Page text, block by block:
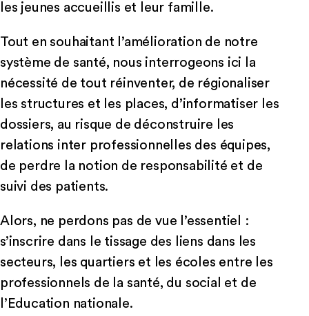
les jeunes accueillis et leur famille.
Tout en souhaitant l’amélioration de notre
système de santé, nous interrogeons ici la
nécessité de tout réinventer, de régionaliser
les structures et les places, d’informatiser les
dossiers, au risque de déconstruire les
relations inter professionnelles des équipes,
de perdre la notion de responsabilité et de
suivi des patients.
Alors, ne perdons pas de vue l’essentiel :
s’inscrire dans le tissage des liens dans les
secteurs, les quartiers et les écoles entre les
professionnels de la santé, du social et de
l’Education nationale.